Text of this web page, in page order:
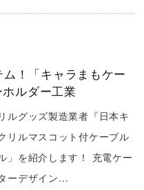
！「キャラまもケー
ルダー工業
ルグッズ製造業者『日本キ
リルマスコット付ケーブル
」を紹介します！ 充電ケー
ーデザイン…